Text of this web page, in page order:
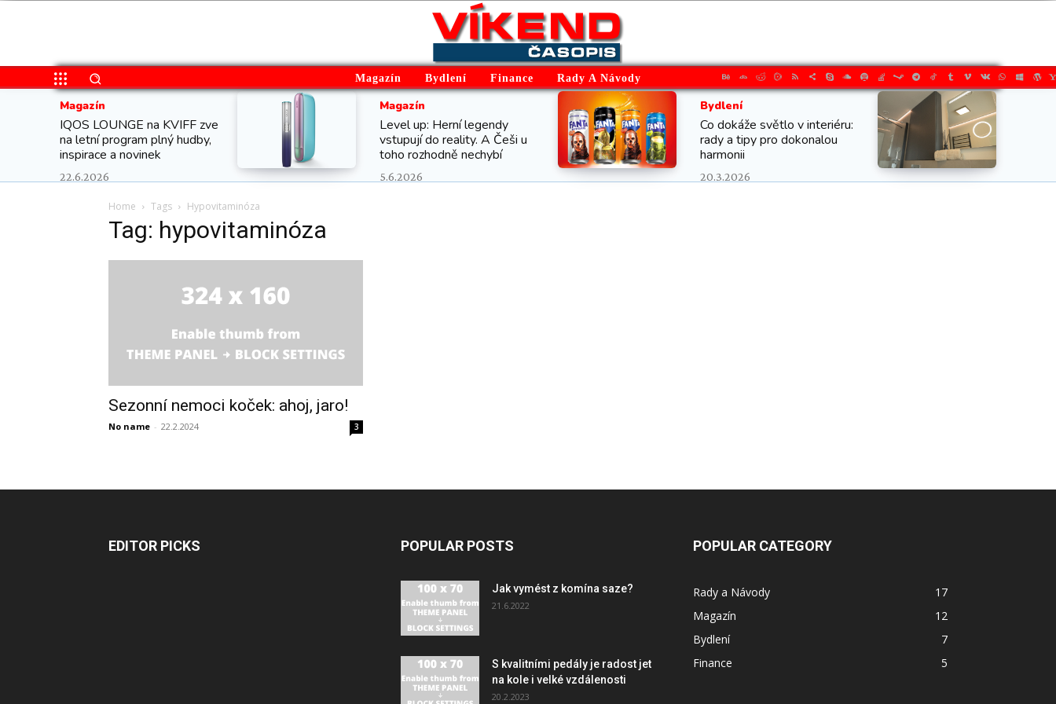
Magazín Bydlení Finance Rady A Návody
Magazín
IQOS LOUNGE na KVIFF zve
na letní program plný hudby,
inspirace a novinek
22.6.2026
Magazín
Level up: Herní legendy
vstupují do reality. A Češi u
toho rozhodně nechybí
5.6.2026
Bydlení
Co dokáže světlo v interiéru:
rady a tipy pro dokonalou
harmonii
20.3.2026
Home Tags Hypovitaminóza
Tag: hypovitaminóza
Sezonní nemoci koček: ahoj, jaro!
No name - 22.2.2024 3
EDITOR PICKS POPULAR POSTS
Jak vymést z komína saze?
21.6.2022
S kvalitními pedály je radost jet
na kole i velké vzdálenosti
20.2.2023
POPULAR CATEGORY
Rady a Návody
17
Magazín
12
Bydlení
7
Finance
5